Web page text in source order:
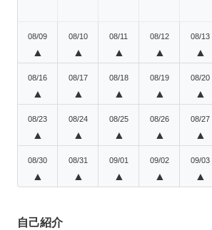
08/09
▲
08/10
▲
08/11
▲
08/12
▲
08/13
▲
08/16
▲
08/17
▲
08/18
▲
08/19
▲
08/20
▲
08/23
▲
08/24
▲
08/25
▲
08/26
▲
08/27
▲
08/30
▲
08/31
▲
09/01
▲
09/02
▲
09/03
▲
自己紹介